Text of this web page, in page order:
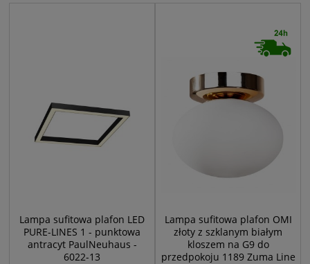
Lampa sufitowa plafon LED
PURE-LINES 1 - punktowa
antracyt PaulNeuhaus -
6022-13
Lampa sufitowa plafon OMI
złoty z szklanym białym
kloszem na G9 do
przedpokoju 1189 Zuma Line